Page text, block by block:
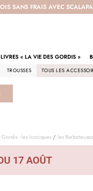
SANS FRAIS AVEC
LIVRES « LA VIE DES GORDIS »
TROUSSES TOUS LES
Gordis - les Iconiques / les Barboteuses
17 AOÛT